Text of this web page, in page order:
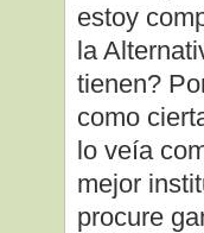
estoy
la
tienen?
como
lo veía
mejor
procure